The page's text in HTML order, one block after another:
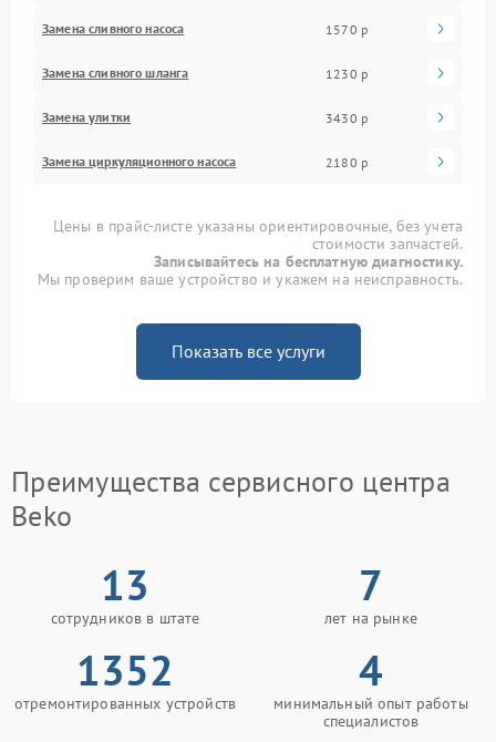
Замена сливного насоса 1570 р
Замена сливного шланга 1230 р
Замена улитки 3430 р
Замена циркуляционного насоса 2180 р
Цены в прайс-листе указаны ориентировочные, без учета
стоимости запчастей.
Записывайтесь на бесплатную диагностику.
Мы проверим ваше устройство и укажем на неисправность.
Показать все услуги
Преимущества сервисного центра
Beko
13
сотрудников в штате
7
лет на рынке
1352
отремонтированных устройств
4
минимальный опыт работы
специалистов